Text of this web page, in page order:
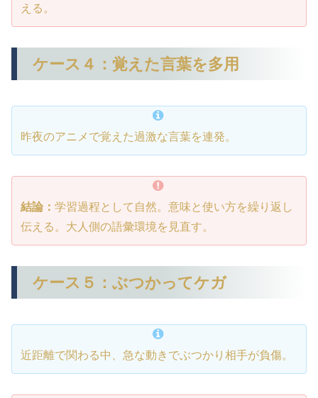
える。
ケース４：覚えた言葉を多用
昨夜のアニメで覚えた過激な言葉を連発。
結論： 学習過程として自然。意味と使い方を繰り返し
伝える。大人側の語彙環境を見直す。
ケース５：ぶつかってケガ
近距離で関わる中、急な動きでぶつかり相手が負傷。